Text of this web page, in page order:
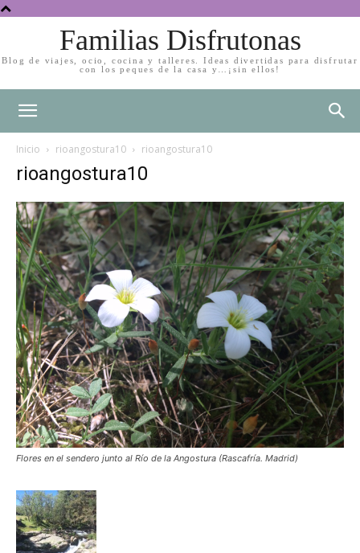
Familias Disfrutonas
Blog de viajes, ocio, cocina y talleres. Ideas divertidas para disfrutar
con los peques de la casa y…¡sin ellos!
Inicio rioangostura10 rioangostura10
rioangostura10
Flores en el sendero junto al Río de la Angostura (Rascafría. Madrid)